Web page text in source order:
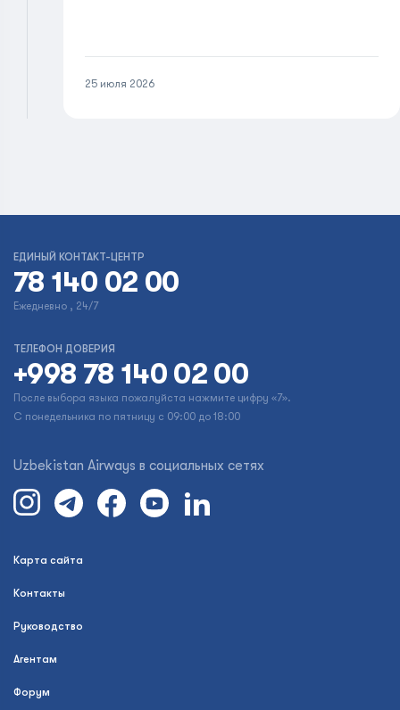
25 июля 2026
ЕДИНЫЙ КОНТАКТ-ЦЕНТР
78 140 02 00
Ежедневно , 24/7
ТЕЛЕФОН ДОВЕРИЯ
+998 78 140 02 00
После выбора языка пожалуйста нажмите цифру «7».
С понедельника по пятницу с 09:00 до 18:00
Uzbekistan Airways в социальных сетях
Карта сайта
Контакты
Руководство
Агентам
Форум